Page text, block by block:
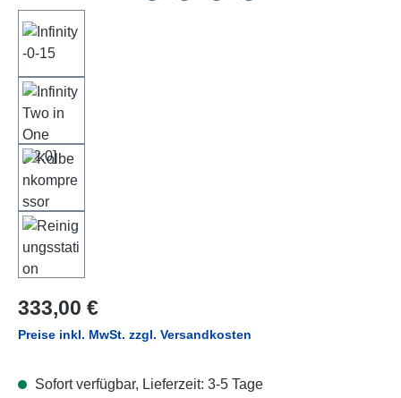
Regulärer Preis:
333,00 €
Preise inkl. MwSt. zzgl. Versandkosten
Sofort verfügbar, Lieferzeit: 3-5 Tage